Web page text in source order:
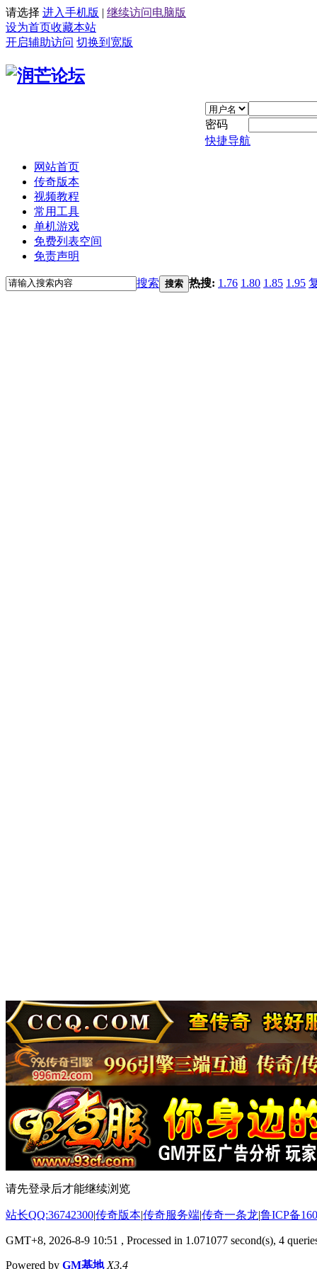
请选择 进入手机版 | 继续访问电脑版
设为首页收藏本站
开启辅助访问 切换到宽版
密码
快捷导航
网站首页
传奇版本
视频教程
常用工具
单机游戏
免费列表空间
免责声明
搜索 搜索 热搜: 1.76 1.80 1.85 1.95
请先登录后才能继续浏览
站长QQ:36742300|传奇版本|传奇服务端|传奇一条龙|鲁ICP备
GMT+8, 2026-8-9 10:51 , Processed in 1.071077 second(s), 4
Powered by GM基地 X3.4